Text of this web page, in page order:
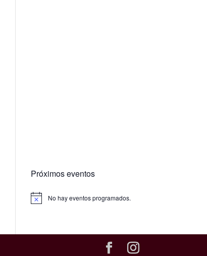
Próximos eventos
No hay eventos programados.